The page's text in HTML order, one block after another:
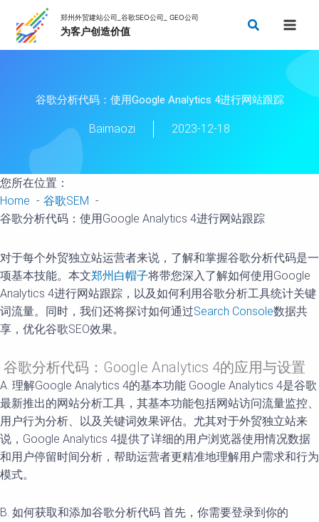
content
Search
谷歌分析代码：使用Google Analytics 4进行网站跟踪
Baimaozi 2023-12-18
您所在位置：
Home
谷歌SEM
谷歌分析代码：使用Google Analytics 4进行网站跟踪
对于每个外贸独立站运营者来说，了解和掌握谷歌分析代码是一
项基本技能。本文郑州白帽子将带您深入了解如何使用Google
Analytics 4进行网站跟踪，以及如何利用谷歌分析工具统计关键
词流量。同时，我们还将探讨如何通过Search Console数据共
享，优化谷歌SEO效果。
谷歌分析代码：Google Analytics 4的应用与设置
A. 理解Google Analytics 4的基本功能 Google Analytics 4是谷歌
最新推出的网站分析工具，其基本功能包括网站访问流量监控、
用户行为分析、以及关键词效果评估。尤其对于外贸独立站来
说，Google Analytics 4提供了详细的用户浏览器使用情况数据
和用户停留时间分析，帮助运营者更精准地理解用户需求和行为
模式。
B. 如何获取和添加谷歌分析代码 首先，你需要登录到你的